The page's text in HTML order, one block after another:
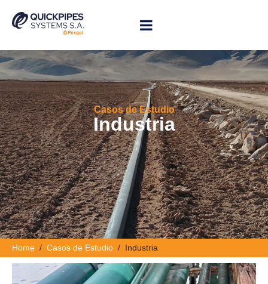
Casos de Estudio
Industria
Home Casos de Estudio Industria